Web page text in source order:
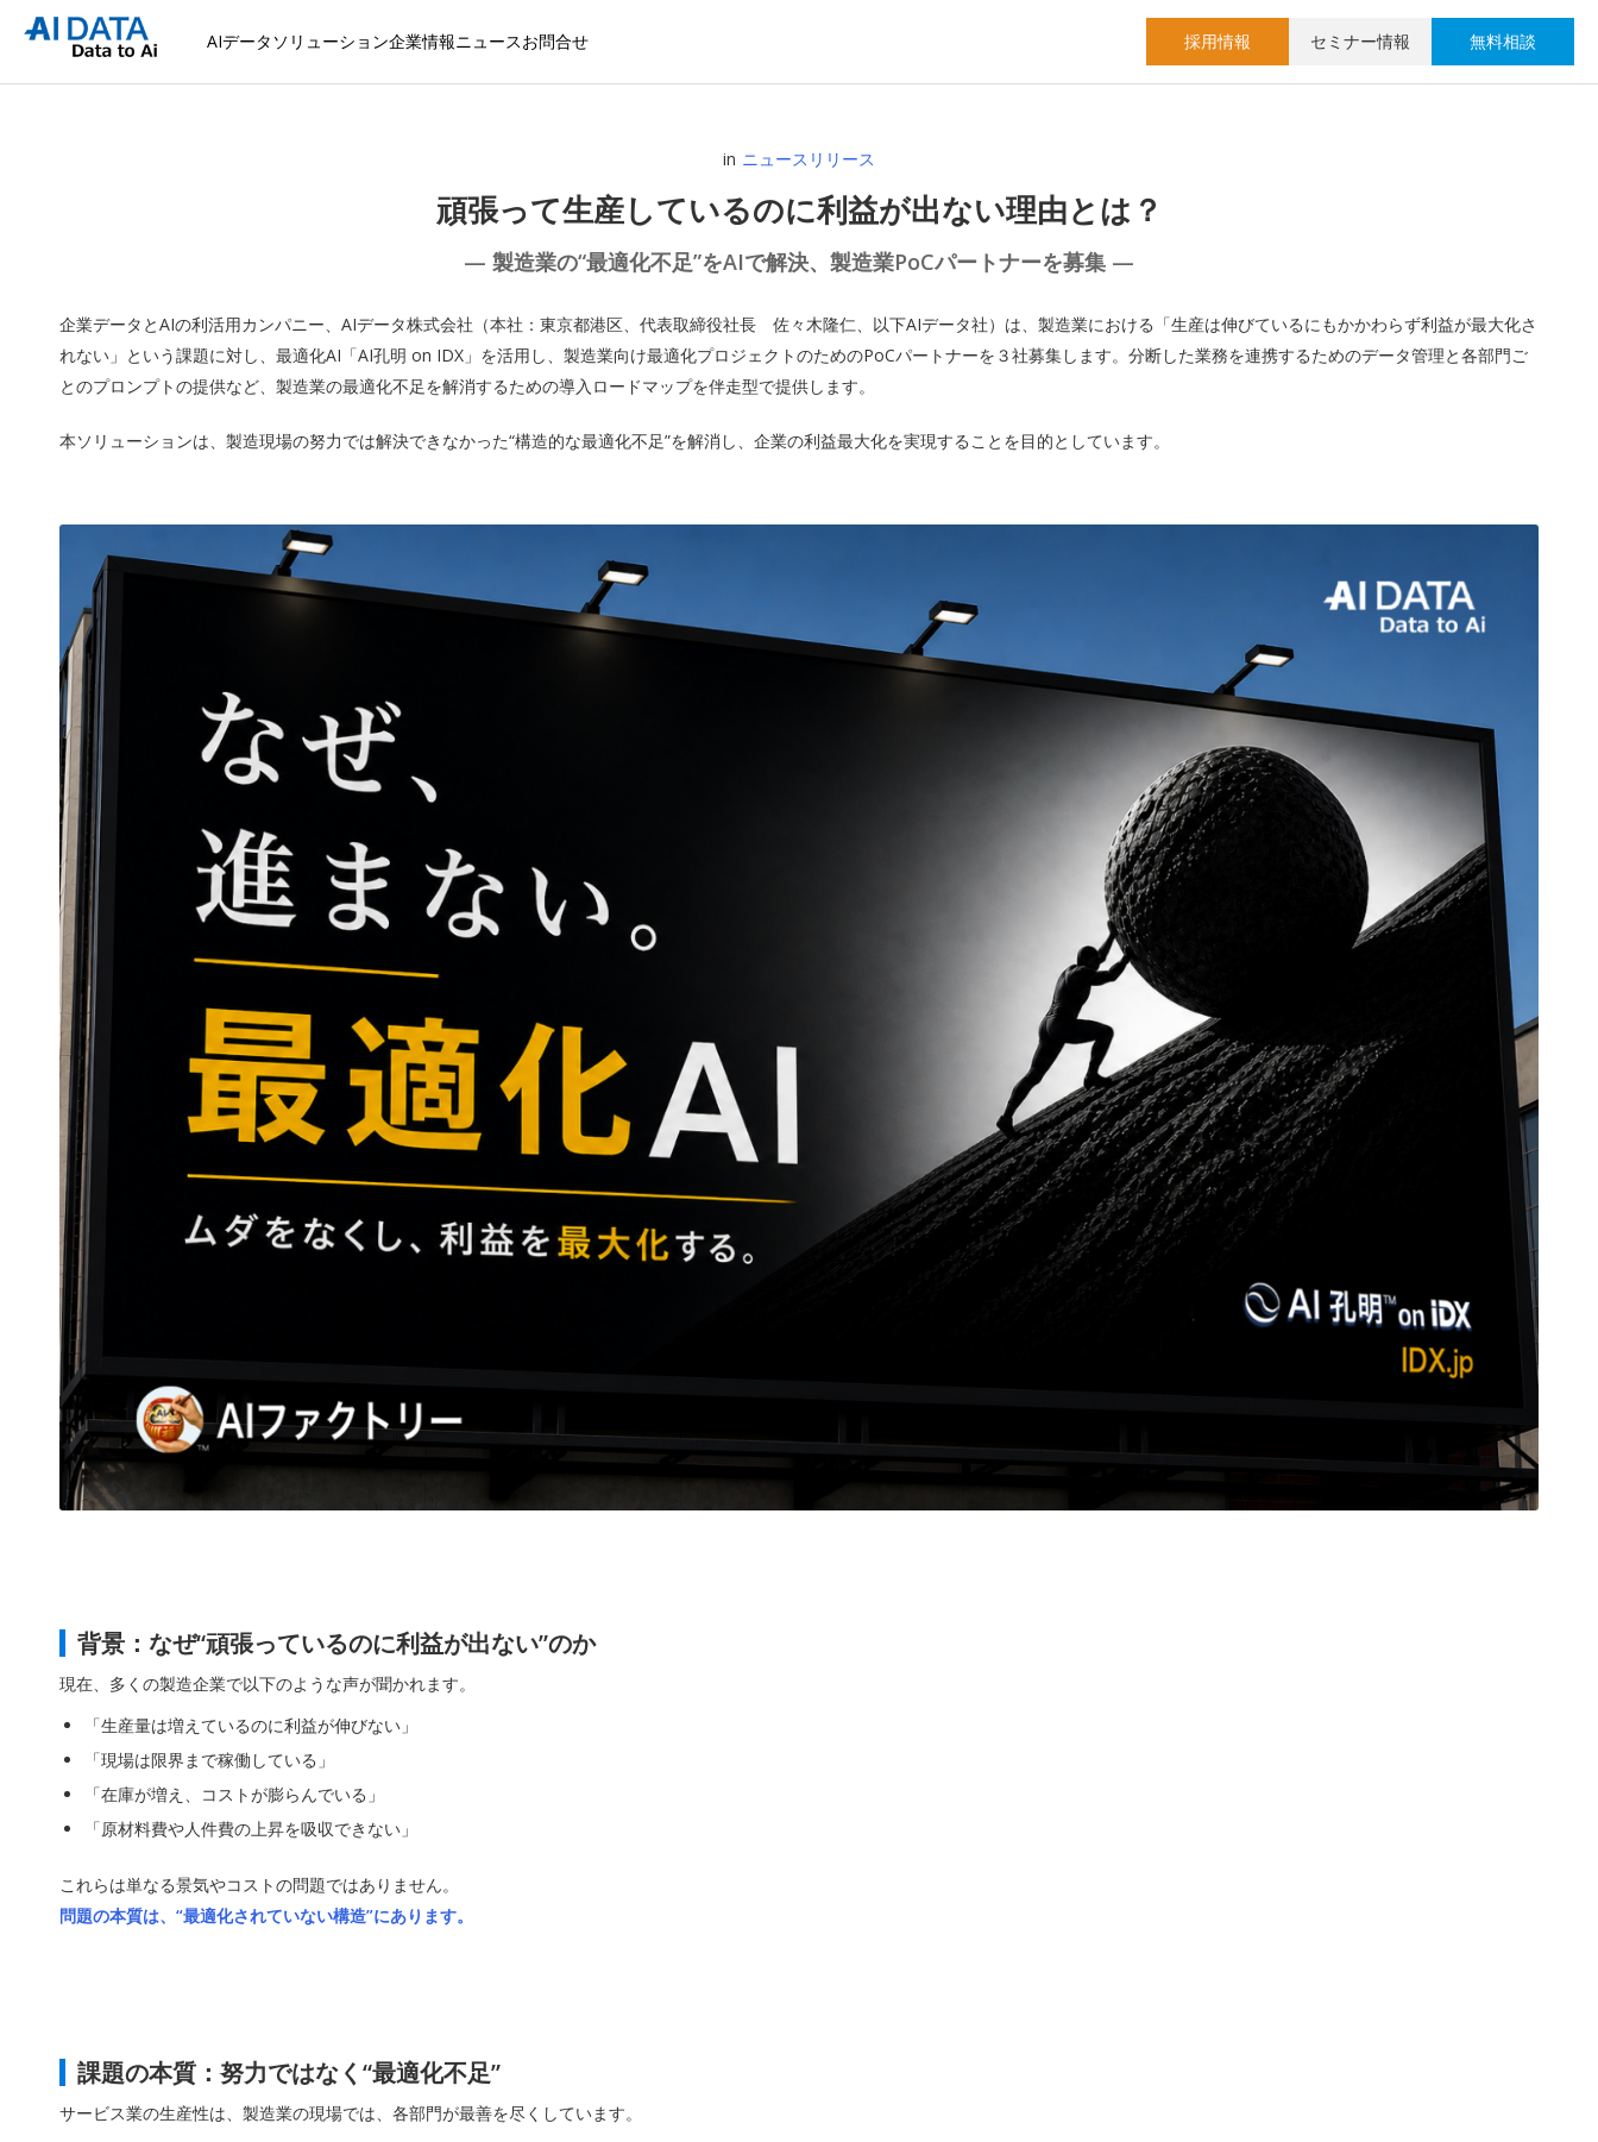
AIデータソリューション企業情報ニュースお問合せ 採用情報 セミナー情報 無料相談
in ニュースリリース
頑張って生産しているのに利益が出ない理由とは？
— 製造業の“最適化不足”をAIで解決、製造業PoCパートナーを募集 —
企業データとAIの利活用カンパニー、AIデータ株式会社（本社：東京都港区、代表取締役社長 佐々木隆仁、以下AIデータ社）は、製造業における「生産は伸びているにもかかわらず利益が最大化さ
れない」という課題に対し、最適化AI「AI孔明 on IDX」を活用し、製造業向け最適化プロジェクトのためのPoCパートナーを３社募集します。分断した業務を連携するためのデータ管理と各部門ご
とのプロンプトの提供など、製造業の最適化不足を解消するための導入ロードマップを伴走型で提供します。
本ソリューションは、製造現場の努力では解決できなかった“構造的な最適化不足”を解消し、企業の利益最大化を実現することを目的としています。
背景：なぜ“頑張っているのに利益が出ない”のか
現在、多くの製造企業で以下のような声が聞かれます。
「生産量は増えているのに利益が伸びない」
「現場は限界まで稼働している」
「在庫が増え、コストが膨らんでいる」
「原材料費や人件費の上昇を吸収できない」
これらは単なる景気やコストの問題ではありません。
問題の本質は、“最適化されていない構造”にあります。
課題の本質：努力ではなく“最適化不足”
サービス業の生産性は、製造業の現場では、各部門が最善を尽くしています。